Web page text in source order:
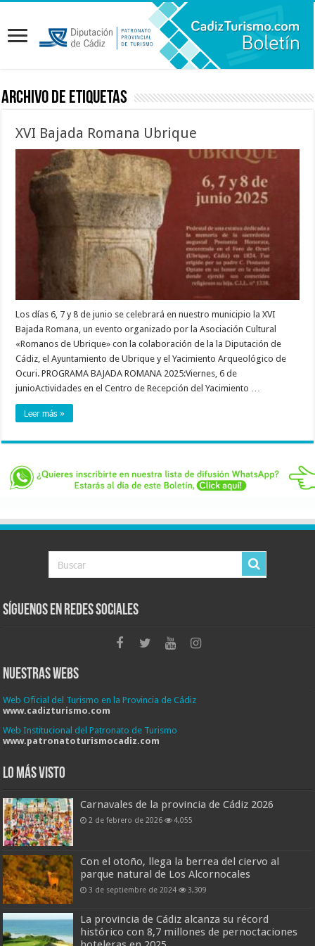
Archivo de etiquetas
XVI Bajada Romana Ubrique
Los días 6, 7 y 8 de junio se celebrará en nuestro municipio la XVI
Bajada Romana, un evento organizado por la Asociación Cultural
«Romanos de Ubrique» con la colaboración de la la Diputación de
Cádiz, el Ayuntamiento de Ubrique y el Yacimiento Arqueológico de
Ocuri. PROGRAMA BAJADA ROMANA 2025:Viernes, 6 de
junioActividades en el Centro de Recepción del Yacimiento …
Leer más »
Síguenos en Redes Sociales
Nuestras Webs
Web Oficial del Turismo en la Provincia de Cádiz
www.cadizturismo.com
Web Institucional del Patronato de Turismo
www.patronatoturismocadiz.com
Lo más visto
Carnavales de la provincia de Cádiz 2026
2 de febrero de 2026 4,055
Con el otoño, llega la berrea del ciervo al
parque natural de Los Alcornocales
3 de septiembre de 2024 3,309
La provincia de Cádiz alcanza su récord
histórico con 8,7 millones de pernoctaciones